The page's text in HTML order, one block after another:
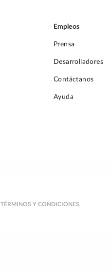
Empleos
Prensa
Desarrolladores
Contáctanos
Ayuda
TÉRMINOS Y CONDICIONES